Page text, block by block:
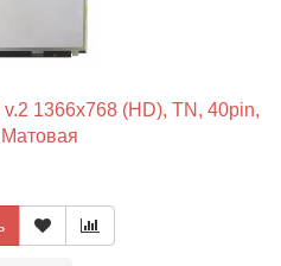
1366x768 (HD), TN, 40pin,